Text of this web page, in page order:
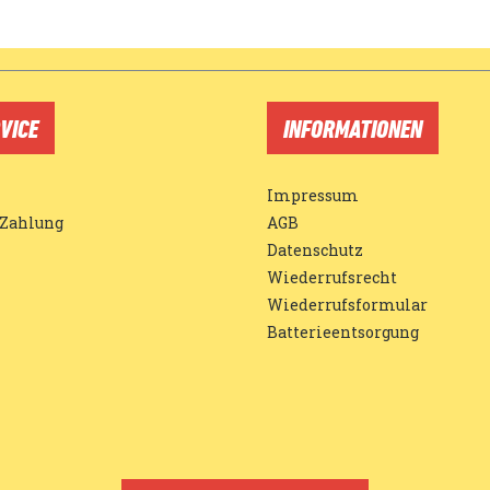
INFORMATIONEN
Impressum
AGB
Datenschutz
Wiederrufsrecht
Wiederrufsformular
Batterieentsorgung